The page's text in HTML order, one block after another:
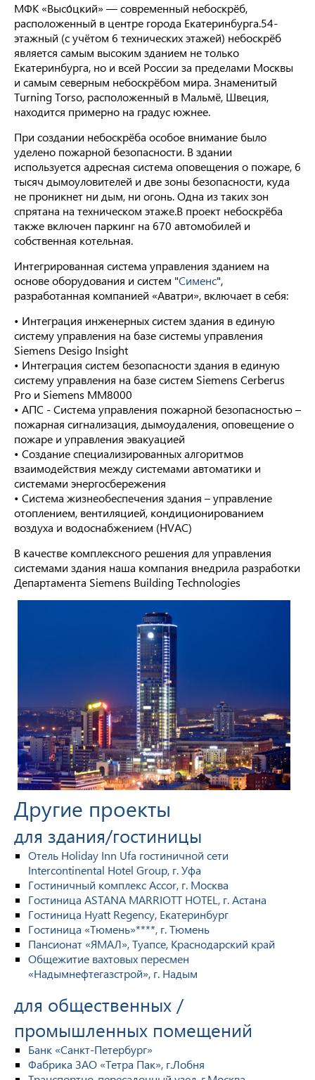
МФК «Высо́цкий» — современный небоскрёб,
расположенный в центре города Екатеринбурга.54-
этажный (с учётом 6 технических этажей) небоскрёб
является самым высоким зданием не только
Екатеринбурга, но и всей России за пределами Москвы
и самым северным небоскрёбом мира. Знаменитый
Turning Torso, расположенный в Мальмё, Швеция,
находится примерно на градус южнее.
При создании небоскрёба особое внимание было
уделено пожарной безопасности. В здании
используется адресная система оповещения о пожаре, 6
тысяч дымоуловителей и две зоны безопасности, куда
не проникнет ни дым, ни огонь. Одна из таких зон
спрятана на техническом этаже.В проект небоскрёба
также включен паркинг на 670 автомобилей и
собственная котельная.
Интегрированная система управления зданием на
основе оборудования и систем "Сименс",
разработанная компанией «Аватри», включает в себя:
• Интеграция инженерных систем здания в единую
систему управления на базе системы управления
Siemens Desigo Insight
• Интеграция систем безопасности здания в единую
систему управления на базе систем Siemens Cerberus
Pro и Siemens MM8000
• АПС - Система управления пожарной безопасностью –
пожарная сигнализация, дымоудаления, оповещение о
пожаре и управления эвакуацией
• Создание специализированных алгоритмов
взаимодействия между системами автоматики и
системами энергосбережения
• Система жизнеобеспечения здания – управление
отоплением, вентиляцией, кондиционированием
воздуха и водоснабжением (HVAC)
В качестве комплексного решения для управления
системами здания наша компания внедрила разработки
Департамента Siemens Building Technologies
Другие проекты
для здания/гостиницы
Отель Holiday Inn Ufa гостиничной сети
Intercontinental Hotel Group, г. Уфа
Гостиничный комплекс Accor, г. Москва
Гостиница ASTANA MARRIOTT HOTEL, г. Астана
Гостиница Hyatt Regency, Екатеринбург
Гостиница «Тюмень»****, г. Тюмень
Пансионат «ЯМАЛ», Туапсе, Краснодарский край
Общежитие вахтовых пересмен
«Надымнефтегазстрой», г. Надым
для общественных /
промышленных помещений
Банк «Санкт-Петербург»
Фабрика ЗАО «Тетра Пак», г.Лобня